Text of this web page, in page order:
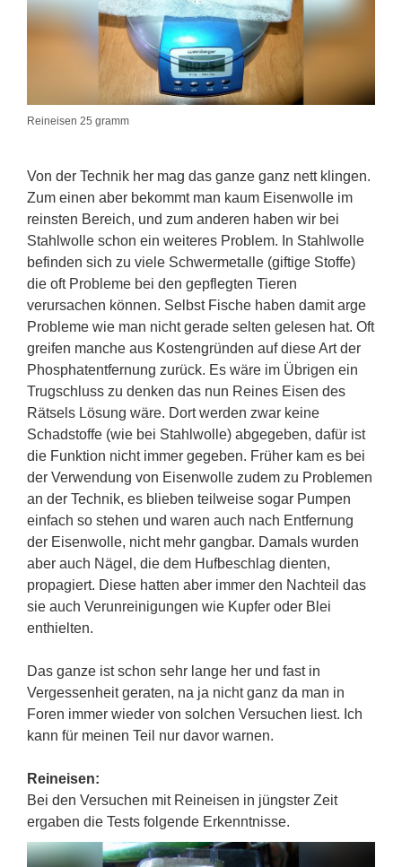
Reineisen 25 gramm
Von der Technik her mag das ganze ganz nett klingen.
Zum einen aber bekommt man kaum Eisenwolle im
reinsten Bereich, und zum anderen haben wir bei
Stahlwolle schon ein weiteres Problem. In Stahlwolle
befinden sich zu viele Schwermetalle (giftige Stoffe)
die oft Probleme bei den gepflegten Tieren
verursachen können. Selbst Fische haben damit arge
Probleme wie man nicht gerade selten gelesen hat. Oft
greifen manche aus Kostengründen auf diese Art der
Phosphatentfernung zurück. Es wäre im Übrigen ein
Trugschluss zu denken das nun Reines Eisen des
Rätsels Lösung wäre. Dort werden zwar keine
Schadstoffe (wie bei Stahlwolle) abgegeben, dafür ist
die Funktion nicht immer gegeben. Früher kam es bei
der Verwendung von Eisenwolle zudem zu Problemen
an der Technik, es blieben teilweise sogar Pumpen
einfach so stehen und waren auch nach Entfernung
der Eisenwolle, nicht mehr gangbar. Damals wurden
aber auch Nägel, die dem Hufbeschlag dienten,
propagiert. Diese hatten aber immer den Nachteil das
sie auch Verunreinigungen wie Kupfer oder Blei
enthielten.
Das ganze ist schon sehr lange her und fast in
Vergessenheit geraten, na ja nicht ganz da man in
Foren immer wieder von solchen Versuchen liest. Ich
kann für meinen Teil nur davor warnen.
Reineisen:
Bei den Versuchen mit Reineisen in jüngster Zeit
ergaben die Tests folgende Erkenntnisse.